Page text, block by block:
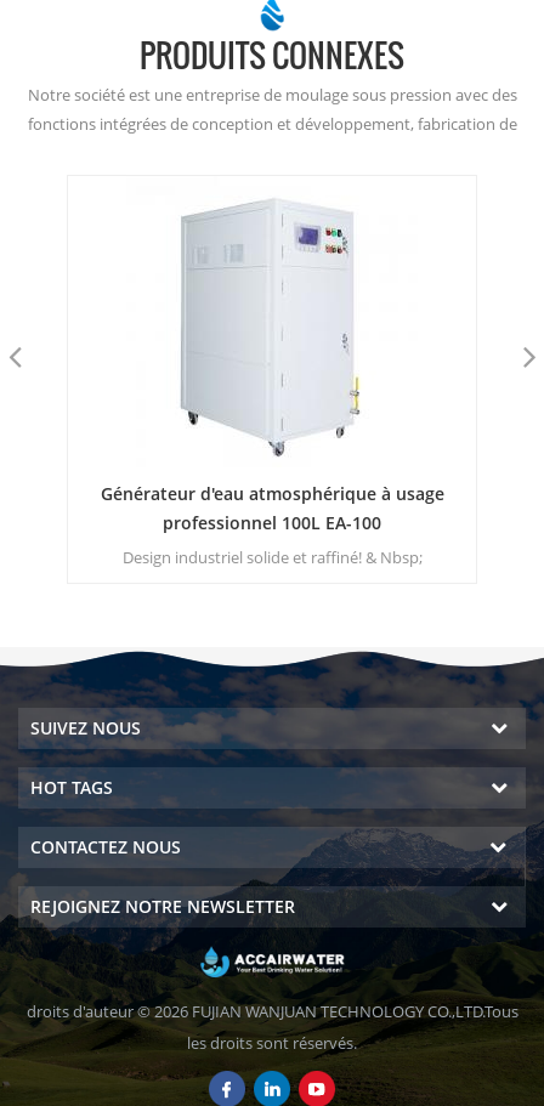
PRODUITS CONNEXES
Notre société est une entreprise de moulage sous pression avec des
fonctions intégrées de conception et développement, fabrication de
Générateur d'eau atmosphérique à usage
professionnel 100L EA-100
Design industriel solide et raffiné! & Nbsp;
SUIVEZ NOUS
HOT TAGS
CONTACTEZ NOUS
REJOIGNEZ NOTRE NEWSLETTER
droits d'auteur © 2026 FUJIAN WANJUAN TECHNOLOGY CO.,LTD.Tous
les droits sont réservés.